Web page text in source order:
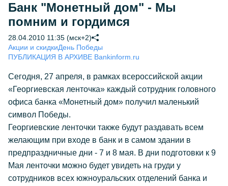
Банк "Монетный дом" - Мы
помним и гордимся
28.04.2010 11:35 (мск+2)
Акции и скидкиДень Победы
ПУБЛИКАЦИЯ В АРХИВЕ Bankinform.ru
Сегодня, 27 апреля, в рамках всероссийской акции
«Георгиевская ленточка» каждый сотрудник головного
офиса банка «Монетный дом» получил маленький
символ Победы.
Георгиевские ленточки также будут раздавать всем
желающим при входе в банк и в самом здании в
предпраздничные дни - 7 и 8 мая. В дни подготовки к 9
Мая ленточки можно будет увидеть на груди у
сотрудников всех южноуральских отделений банка и